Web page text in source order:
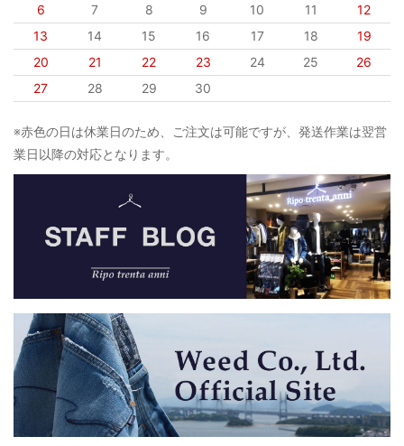
6
7 8 9 10 11
12
13
14 15 16 17 18
19
20
21 22 23 24 25
26
27
28 29 30
※赤色の日は休業日のため、ご注文は可能ですが、発送作業は翌営
業日以降の対応となります。